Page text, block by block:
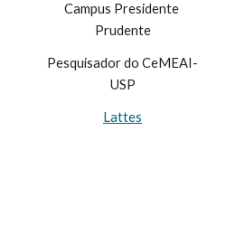
Campus Presidente
Prudente
Pesquisador do CeMEAI-
USP
Lattes